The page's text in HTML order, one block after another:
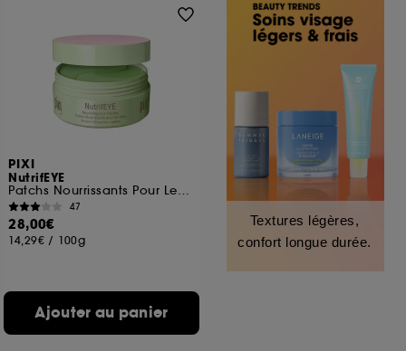
PIXI
NutrifEYE
Patchs Nourrissants Pour Les Yeux
47
28,00€
14,29€ / 100g
Ajouter au panier
Textures légères,
confort longue durée.